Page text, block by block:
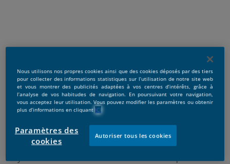
Publicado:26/04/2022|
Depuis leur plus jeune âge, les élèves intègrent un
Nous utilisons nos propres cookies ainsi que des cookies déposés par des tiers
pour collecter des informations statistiques sur l’utilisation de notre site web
et vous montrer des publicités adaptées à vos centres d’intérêts, grâce à
l’analyse de vos habitudes de navigation. En poursuivant votre navigation,
vous acceptez leur utilisation. Vous pouvez modifier les paramètres ou obtenir
plus d’informations en cliquant ICI
Paramètres des
cookies
Autoriser tous les cookies